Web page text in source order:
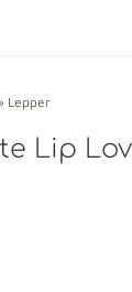
Lepper
Lip